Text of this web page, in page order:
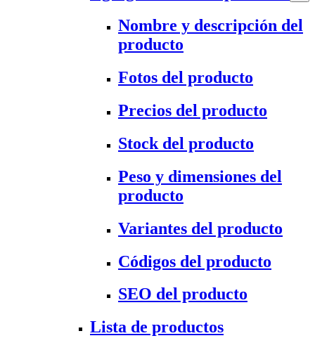
Nombre y descripción del
producto
Fotos del producto
Precios del producto
Stock del producto
Peso y dimensiones del
producto
Variantes del producto
Códigos del producto
SEO del producto
Lista de productos